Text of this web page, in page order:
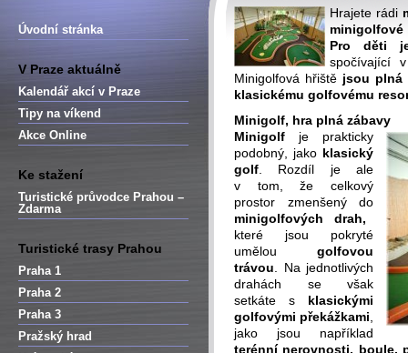
Úvodní stránka
V Praze aktuálně
Kalendář akcí v Praze
Tipy na víkend
Akce Online
Ke stažení
Turistické průvodce Prahou –
Zdarma
Turistické trasy Prahou
Praha 1
Praha 2
Praha 3
Pražský hrad
Hrajete rádi
minigolfové
Pro děti
spočívající
Minigolfová hřiště jsou plná
klasickému golfovému
Minigolf, hra plná zábavy
Minigolf je prakticky
podobný, jako klasický
golf . Rozdíl je ale
v tom, že celkový
prostor zmenšený do
minigolfových drah,
které jsou pokryté
umělou golfovou
trávou . Na jednotlivých
drahách se však
setkáte s klasickými
golfovými překážkami
jako jsou například
terénní nerovnosti, boule,